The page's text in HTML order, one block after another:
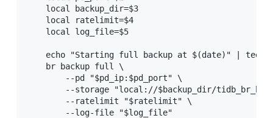
    local backup_dir=$3
    local ratelimit=$4
    local log_file=$5
echo "Starting full backup at $(date)" | tee -
    br backup full \
        --pd "$pd_ip:$pd_port" \
--storage "local://$backup_dir/
        --ratelimit "$ratelimit" \
        --log-file "$log_file"